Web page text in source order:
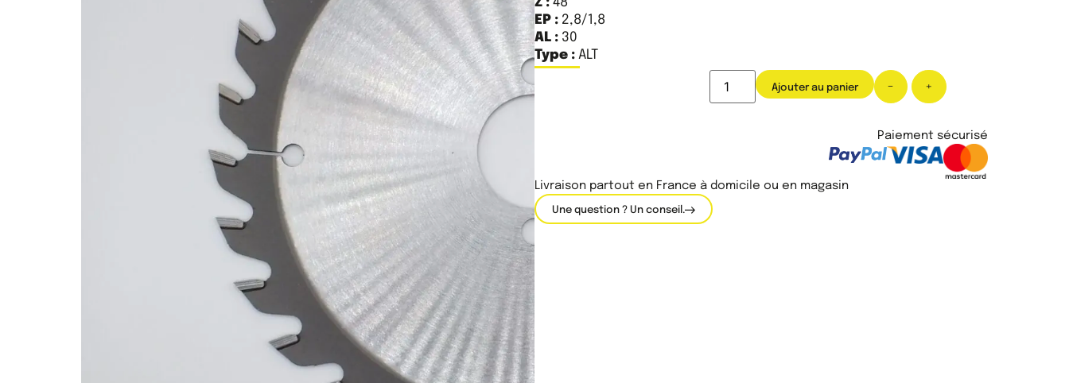
Z : 48
EP : 2,8/1,8
AL : 30
Type : ALT
- +
Ajouter au panier
Paiement sécurisé
Livraison partout en France à domicile ou en magasin
Une question ? Un conseil.